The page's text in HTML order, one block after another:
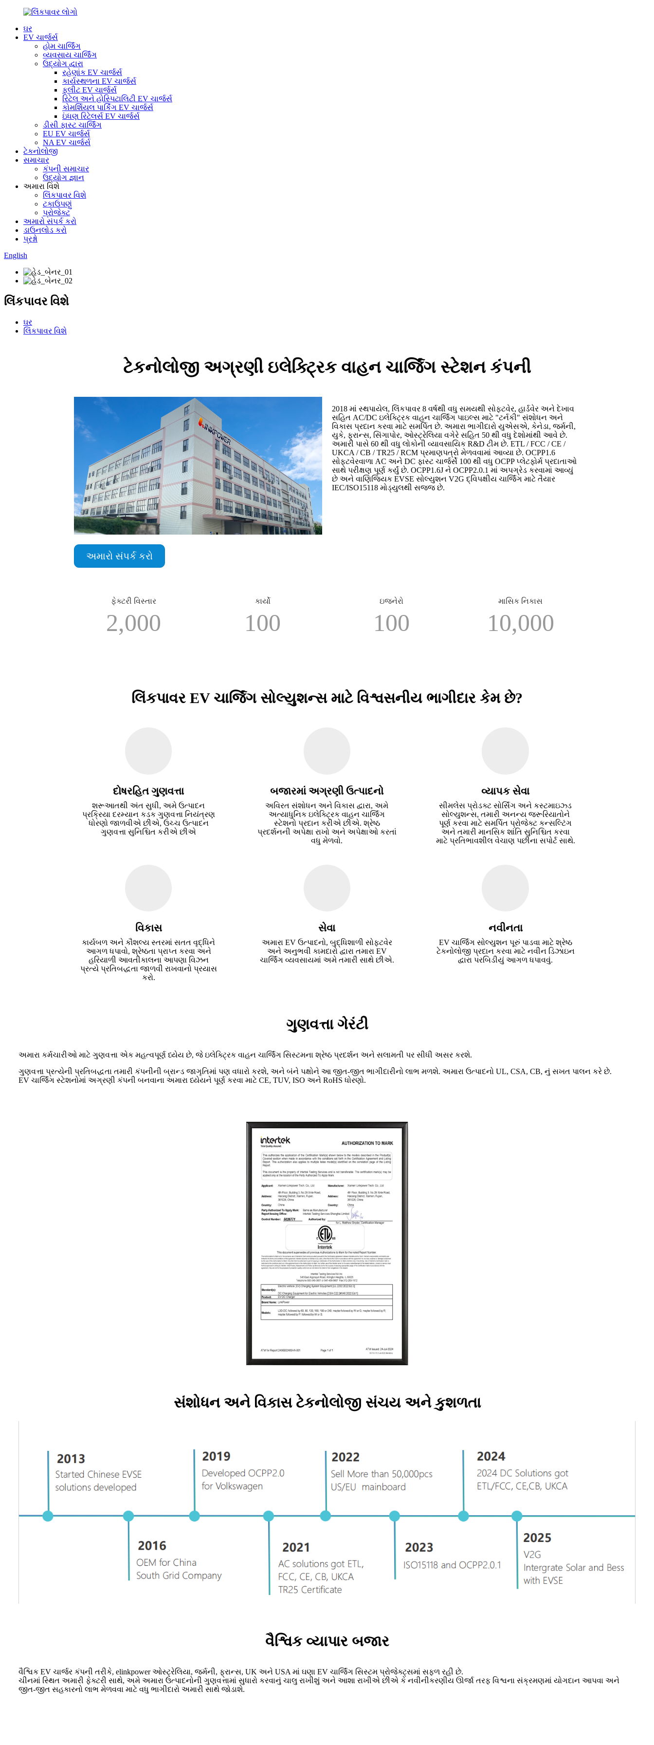
ઘર
EV ચાર્જર્સ
હોમ ચાર્જિંગ
વ્યવસાય ચાર્જિંગ
ઉદ્યોગ દ્વારા
રહેણાંક EV ચાર્જર્સ
કાર્યસ્થળના EV ચાર્જર્સ
ફ્લીટ EV ચાર્જર્સ
રિટેલ અને હોસ્પિટાલિટી EV ચાર્જર્સ
કોમર્શિયલ પાર્કિંગ EV ચાર્જર્સ
ઇંધણ રિટેલર્સ EV ચાર્જર્સ
ડીસી ફાસ્ટ ચાર્જિંગ
EU EV ચાર્જર્સ
NA EV ચાર્જર્સ
ટેકનોલોજી
સમાચાર
કંપની સમાચાર
ઉદ્યોગ જ્ઞાન
અમારા વિશે
લિંકપાવર વિશે
ટકાઉપણું
પ્રોજેક્ટ
અમારો સંપર્ક કરો
ડાઉનલોડ કરો
પ્રશ્નો
English
લિંકપાવર વિશે
ઘર
લિંકપાવર વિશે
ટેકનોલોજી અગ્રણી ઇલેક્ટ્રિક વાહન ચાર્જિંગ સ્ટેશન કંપની
અમારો સંપર્ક કરો
2018 માં સ્થપાયેલ, લિંકપાવર 8 વર્ષથી વધુ સમયથી સોફ્ટવેર, હાર્ડવેર અને દેખાવ
સહિત AC/DC ઇલેક્ટ્રિક વાહન ચાર્જિંગ પાઇલ્સ માટે "ટર્નકી" સંશોધન અને
વિકાસ પ્રદાન કરવા માટે સમર્પિત છે. અમારા ભાગીદારો યુએસએ, કેનેડા, જર્મની,
યુકે, ફ્રાન્સ, સિંગાપોર, ઓસ્ટ્રેલિયા વગેરે સહિત 50 થી વધુ દેશોમાંથી આવે છે.
અમારી પાસે 60 થી વધુ લોકોની વ્યાવસાયિક R&D ટીમ છે. ETL / FCC / CE /
UKCA / CB / TR25 / RCM પ્રમાણપત્રો મેળવવામાં આવ્યા છે. OCPP1.6
સોફ્ટવેરવાળા AC અને DC ફાસ્ટ ચાર્જર્સે 100 થી વધુ OCPP પ્લેટફોર્મ પ્રદાતાઓ
સાથે પરીક્ષણ પૂર્ણ કર્યું છે. OCPP1.6J ને OCPP2.0.1 માં અપગ્રેડ કરવામાં આવ્યું
છે અને વાણિજ્યિક EVSE સોલ્યુશન V2G દ્વિપક્ષીય ચાર્જિંગ માટે તૈયાર
IEC/ISO15118 મોડ્યુલથી સજ્જ છે.
ફેક્ટરી વિસ્તાર
2,000
કાર્યો
100
ઇજનેરો
100
માસિક નિકાસ
10,000
લિંકપાવર EV ચાર્જિંગ સોલ્યુશન્સ માટે વિશ્વસનીય ભાગીદાર કેમ છે?
દોષરહિત ગુણવત્તા
શરૂઆતથી અંત સુધી, અમે ઉત્પાદન
પ્રક્રિયા દરમ્યાન કડક ગુણવત્તા નિયંત્રણ
ધોરણો જાળવીએ છીએ, ઉચ્ચ ઉત્પાદન
ગુણવત્તા સુનિશ્ચિત કરીએ છીએ
બજારમાં અગ્રણી ઉત્પાદનો
અવિરત સંશોધન અને વિકાસ દ્વારા, અમે
અત્યાધુનિક ઇલેક્ટ્રિક વાહન ચાર્જિંગ
સ્ટેશનો પ્રદાન કરીએ છીએ. શ્રેષ્ઠ
પ્રદર્શનની અપેક્ષા રાખો અને અપેક્ષાઓ કરતાં
વધુ મેળવો.
વ્યાપક સેવા
સીમલેસ પ્રોડક્ટ સોર્સિંગ અને કસ્ટમાઇઝ્ડ
સોલ્યુશન્સ, તમારી અનન્ય જરૂરિયાતોને
પૂર્ણ કરવા માટે સમર્પિત પ્રોજેક્ટ કન્સલ્ટિંગ
અને તમારી માનસિક શાંતિ સુનિશ્ચિત કરવા
માટે પ્રતિભાવશીલ વેચાણ પછીના સપોર્ટ સાથે.
વિકાસ
કાર્યબળ અને કૌશલ્ય સ્તરમાં સતત વૃદ્ધિને
આગળ ધપાવો, શ્રેષ્ઠતા પ્રાપ્ત કરવા અને
હરિયાળી આવતીકાલના આપણા વિઝન
પ્રત્યે પ્રતિબદ્ધતા જાળવી રાખવાનો પ્રયાસ
કરો.
સેવા
અમારા EV ઉત્પાદનો, બુદ્ધિશાળી સોફ્ટવેર
અને અનુભવી કામદારો દ્વારા તમારા EV
ચાર્જિંગ વ્યવસાયમાં અમે તમારી સાથે છીએ.
નવીનતા
EV ચાર્જિંગ સોલ્યુશન પૂરું પાડવા માટે શ્રેષ્ઠ
ટેકનોલોજી પ્રદાન કરવા માટે નવીન ડિઝાઇન
દ્વારા પરબિડીયું આગળ ધપાવવું.
ગુણવત્તા ગેરંટી
અમારા કર્મચારીઓ માટે ગુણવત્તા એક મહત્વપૂર્ણ ધ્યેય છે, જે ઇલેક્ટ્રિક વાહન ચાર્જિંગ સિસ્ટમના શ્રેષ્ઠ પ્રદર્શન અને સલામતી પર સીધી અસર કરશે.
ગુણવત્તા પ્રત્યેની પ્રતિબદ્ધતા તમારી કંપનીની બ્રાન્ડ જાગૃતિમાં પણ વધારો કરશે, અને બંને પક્ષોને આ જીત-જીત ભાગીદારીનો લાભ મળશે. અમારા ઉત્પાદનો UL, CSA, CB, નું સખત પાલન કરે છે.
EV ચાર્જિંગ સ્ટેશનોમાં અગ્રણી કંપની બનવાના અમારા ધ્યેયને પૂર્ણ કરવા માટે CE, TUV, ISO અને RoHS ધોરણો.
સંશોધન અને વિકાસ ટેકનોલોજી સંચય અને કુશળતા
વૈશ્વિક વ્યાપાર બજાર
વૈશ્વિક EV ચાર્જર કંપની તરીકે, elinkpower ઓસ્ટ્રેલિયા, જર્મની, ફ્રાન્સ, UK અને USA માં ઘણા EV ચાર્જિંગ સિસ્ટમ પ્રોજેક્ટ્સમાં સફળ રહી છે.
ચીનમાં સ્થિત અમારી ફેક્ટરી સાથે, અમે અમારા ઉત્પાદનોની ગુણવત્તામાં સુધારો કરવાનું ચાલુ રાખીશું અને આશા રાખીએ છીએ કે નવીનીકરણીય ઊર્જા તરફ વિશ્વના સંક્રમણમાં યોગદાન આપવા અને
જીત-જીત સહકારનો લાભ મેળવવા માટે વધુ ભાગીદારો અમારી સાથે જોડાશે.